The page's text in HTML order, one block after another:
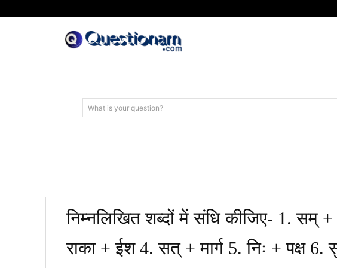
What is your question?
निम्नलिखित शब्दों में संधि कीजिए- 1. सम्
राका + ईश 4. सत् + मार्ग 5. निः +